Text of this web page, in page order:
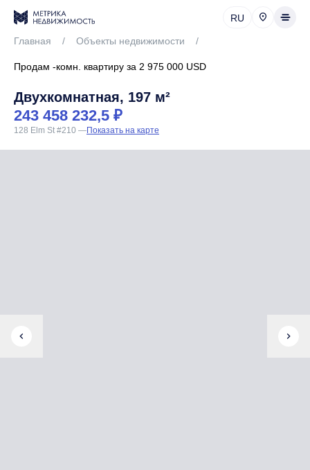
RU
Главная / Объекты недвижимости /
Продам -комн. квартиру за 2 975 000 USD
Двухкомнатная, 197 м²
243 458 232,5 ₽
128 Elm St #210 —Показать на карте
chevron_left chevron_right